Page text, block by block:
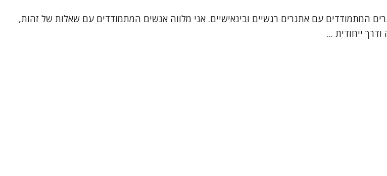
המתמודדים עם אתגרים רגשיים ובינאישיים. אני מלווה אנשים המתמודדים עם שאלות של זהות,
ייחודית ...